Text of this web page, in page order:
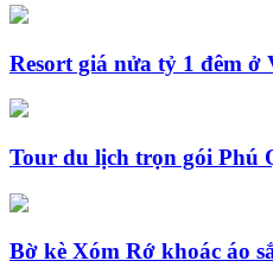
Resort giá nửa tỷ 1 đêm ở
Tour du lịch trọn gói Phú
Bờ kè Xóm Rớ khoác áo